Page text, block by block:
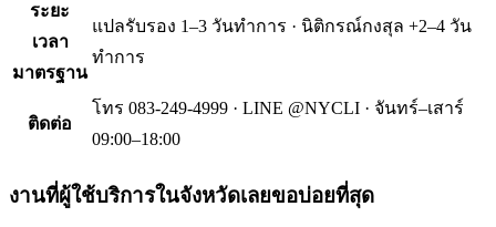
ระยะ
เวลา
มาตรฐาน
แปลรับรอง 1–3 วันทำการ · นิติกรณ์กงสุล +2–4 วัน
ทำการ
ติดต่อ
โทร 083-249-4999 · LINE @NYCLI · จันทร์–เสาร์
09:00–18:00
งานที่ผู้ใช้บริการในจังหวัดเลยขอบ่อยที่สุด